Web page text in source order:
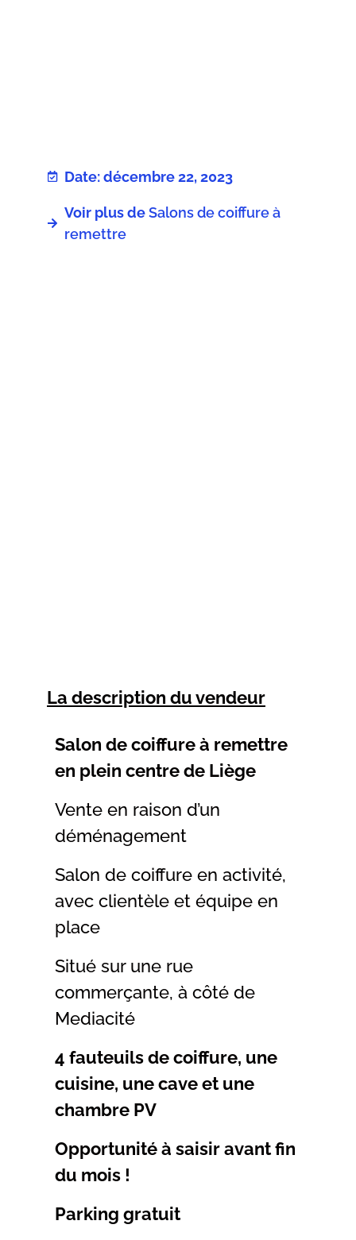
Date: décembre 22, 2023
Voir plus deSalons de coiffure à
remettre
La description du vendeur
Salon de coiffure à remettre
en plein centre de Liège
Vente en raison d’un
déménagement
Salon de coiffure en activité,
avec clientèle et équipe en
place
Situé sur une rue
commerçante, à côté de
Mediacité
4 fauteuils de coiffure, une
cuisine, une cave et une
chambre PV
Opportunité à saisir avant fin
du mois !
Parking gratuit